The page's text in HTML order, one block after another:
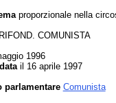
proporzionale nella
COMUNISTA
1996
il 16 aprile 1997
parlamentare Comunista